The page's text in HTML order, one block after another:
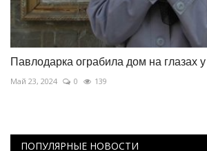
Павлодарка ограбила дом на глазах у
Май 23, 2024 0 139
ПОПУЛЯРНЫЕ НОВОСТИ